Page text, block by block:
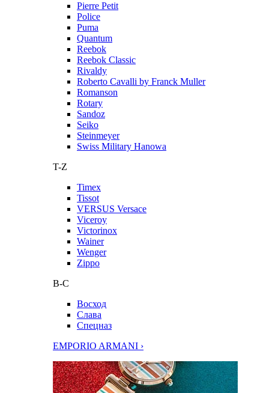
Pierre Petit
Police
Puma
Quantum
Reebok
Reebok Classic
Rivaldy
Roberto Cavalli by Franck Muller
Romanson
Rotary
Sandoz
Seiko
Steinmeyer
Swiss Military Hanowa
T-Z
Timex
Tissot
VERSUS Versace
Viceroy
Victorinox
Wainer
Wenger
Zippo
В-С
Восход
Слава
Спецназ
EMPORIO ARMANI ›